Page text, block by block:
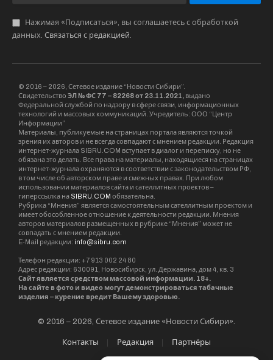
О программе праздничных мероприятий в
зампредседателя правительства
региональной политики Роман Бурдин.
Серию майских праздничных мероприятий в
Новосибирской области откроют концерты,
выставки и митинги приуроченные ко Дню
весны и труда.
Традиционно активное участие в организации
тематических мероприятий принимают
профсоюзы. Главным событием 1 мая в
Новосибирске станет митинг-концерт,
который пройдёт с 11.00 до 13.00 на площадке
Центрального парка.
Победы, в регионе запланирована обширная